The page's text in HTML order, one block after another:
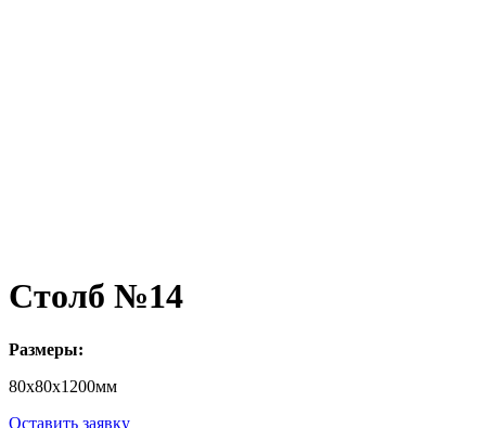
Столб №14
Размеры:
80х80х1200мм
Оставить заявку